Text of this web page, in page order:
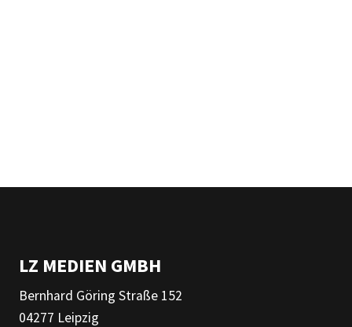
LZ MEDIEN GMBH
Bernhard Göring Straße 152
04277 Leipzig